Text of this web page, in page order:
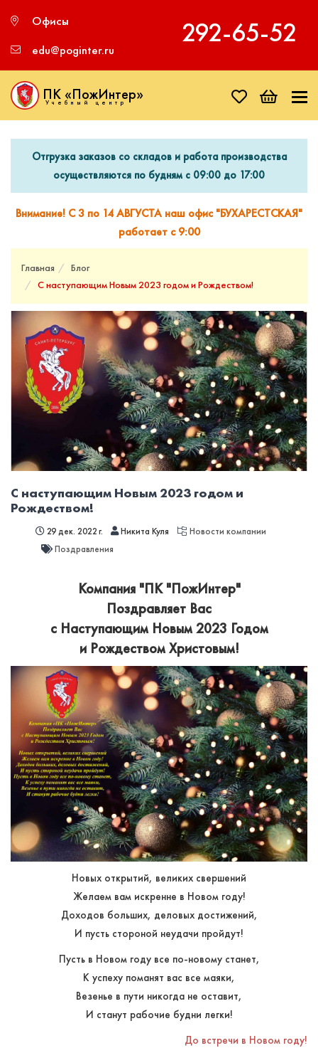
Офисы
edu@poginter.ru
292‑65‑52
ПК «ПожИнтер»
Учебный центр
Отгрузка заказов со складов и работа производства
осуществляются по будням с 09:00 до 17:00
Внимание! С 3 по 14 АВГУСТА наш офис "БУХАРЕСТСКАЯ"
работает с 9:00
Главная
Блог
С наступающим Новым 2023 годом и Рождеством!
С наступающим Новым 2023 годом и
Рождеством!
29 дек. 2022 г. Никита Куля
Новости компании
Поздравления
Компания "ПК "ПожИнтер"
Поздравляет Вас
с Наступающим Новым 2023 Годом
и Рождеством Христовым!
Новых открытий, великих свершений
Желаем вам искренне в Новом году!
Доходов больших, деловых достижений,
И пусть стороной неудачи пройдут!
Пусть в Новом году все по-новому станет,
К успеху поманят вас все маяки,
Везенье в пути никогда не оставит,
И станут рабочие будни легки!
До встречи в Новом году!